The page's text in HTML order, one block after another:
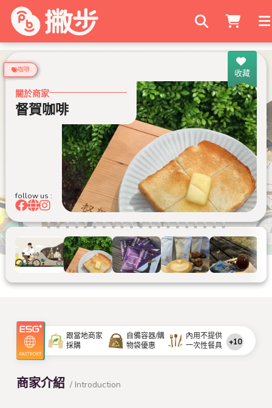
搜尋商家
收藏
咖啡
關於商家
督賀咖啡
follow us :
跟當地商家
採購
自備容器/購
物袋優惠
內用不提供
一次性餐具
+10
商家介紹 / Introduction